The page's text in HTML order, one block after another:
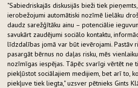
"Sabiedriskajās diskusijās bieži tiek
ierobežojumi automātiski nozīmē lielāku
daudz sarežģītāku ainu – potenciālie
savukārt zaudējumi sociālo kontaktu,
līdzdalības jomā var būt ievērojami. Pastāv
pasargāt bērnus no daļas risku, mēs
nozīmīgas iespējas. Tāpēc svarīgi vērtēt ne
piekļūstot sociālajiem medijiem, bet arī to,
piekļuve tiek liegta," uzsver pētnieks Gints